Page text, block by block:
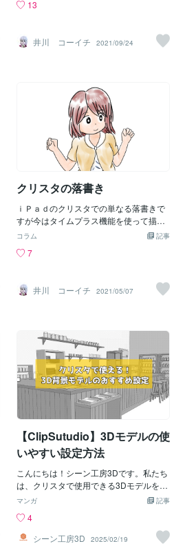
13
井川 コーイチ 2021/09/24
クリスタの落書き
ｉＰａｄのクリスタでの単なる落書きで
すが今はタイムプラス機能を使って描い
てる途中を動画として書き出すことが出
アニメーションとはまったく別物ですが
ても面白い。絵を描くソフトはザクッと
した見立てでは熟練のイラストレータ
リップスタジオが多いかな。もっとも若
いイラストレーターの方の間ではクリス
タ派も増えている感じ。クリスタの方が
漫画を描くのに特化してるので漫画家に
とっては使いやすい側面はある。ただそ
の前身のコミックスタジオから移行でき
ずに未だにコミスタを使ってる漫画家さ
んも多いとか・・ 微妙に使い勝手が変
わるのでそこのところが嫌がられてる部
分もあるようです。まあ、Photoshopも
DL版はアップデートするたびに微妙に変
わって大変らしいですが。うちのパソコ
ンに入ってるのはもう十数年前のバンド
ル版なので全く関係ないですが。（笑）
記事
コラム
7
井川 コーイチ 2021/05/07
【ClipSutudio】3Dモデルの使
いやすい設定方法
こんにちは！シーン工房3Dです。私たち
は、クリスタで使用できる3Dモデルを販
売しています。背景制作の手間を省き、
クリエイターの方に向けて、3D背景モデ
ルの便利な使い方をお届けします。今回
記事
マンガ
4
シーン工房3D
2025/02/19